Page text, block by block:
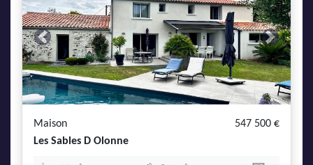
Previous Next
Maison
547 500 €
Les Sables D Olonne